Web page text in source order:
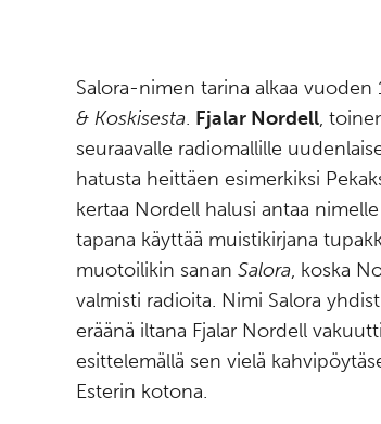
Salora-nimen tarina alkaa
& Koskisesta. Fjalar Nordell,
seuraavalle radiomallille
hatusta heittäen esimerkiksi
kertaa Nordell halusi antaa
tapana käyttää muistikirjana
muotoilikin sanan Salora, koska
valmisti radioita. Nimi Salora
eräänä iltana Fjalar Nordell
esittelemällä sen vielä
Esterin kotona.